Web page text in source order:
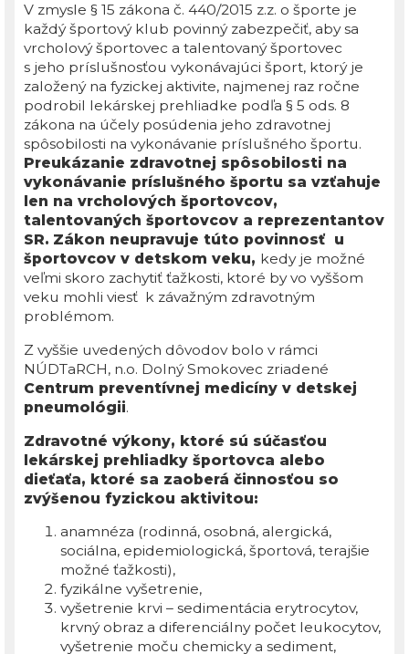
V zmysle § 15 zákona č. 440/2015 z.z. o športe je
každý športový klub povinný zabezpečiť, aby sa
vrcholový športovec a talentovaný športovec
s jeho príslušnosťou vykonávajúci šport, ktorý je
založený na fyzickej aktivite, najmenej raz ročne
podrobil lekárskej prehliadke podľa § 5 ods. 8
zákona na účely posúdenia jeho zdravotnej
spôsobilosti na vykonávanie príslušného športu.
Preukázanie zdravotnej spôsobilosti na
vykonávanie príslušného športu sa vzťahuje
len na vrcholových športovcov,
talentovaných športovcov a reprezentantov
SR. Zákon neupravuje túto povinnosť u
športovcov v detskom veku, kedy je možné
veľmi skoro zachytiť ťažkosti, ktoré by vo vyššom
veku mohli viesť k závažným zdravotným
problémom.
Z vyššie uvedených dôvodov bolo v rámci
NÚDTaRCH, n.o. Dolný Smokovec zriadené
Centrum preventívnej medicíny v detskej
pneumológii.
Zdravotné výkony, ktoré sú súčasťou
lekárskej prehliadky športovca alebo
dieťaťa, ktoré sa zaoberá činnosťou so
zvýšenou fyzickou aktivitou:
anamnéza (rodinná, osobná, alergická,
sociálna, epidemiologická, športová, terajšie
možné ťažkosti),
fyzikálne vyšetrenie,
vyšetrenie krvi – sedimentácia erytrocytov,
krvný obraz a diferenciálny počet leukocytov,
vyšetrenie moču chemicky a sediment,